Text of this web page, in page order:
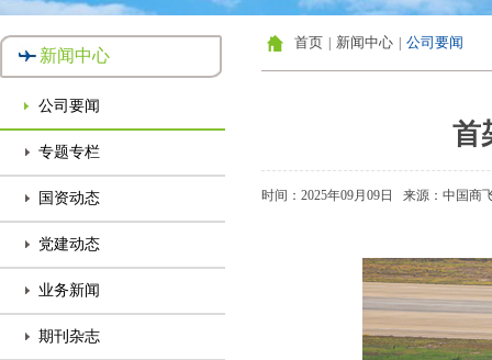
新闻中心
公司要闻
专题专栏
国资动态
党建动态
业务新闻
期刊杂志
首页 新闻中心 公司要闻
首
时间：2025年09月09日 来源：中国商